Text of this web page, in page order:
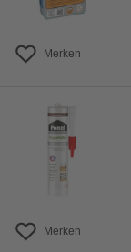
Merken
Merken